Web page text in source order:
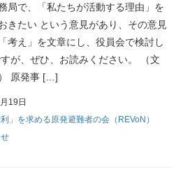
局で、「私たちが活動する理由」を
きたい という意見があり、その意見
考え」を文章にし、役員会で検討し
が、ぜひ、お読みください。 （文
原発事 […]
19日
利」を求める原発避難者の会（REVoN）